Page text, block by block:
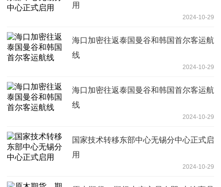
用
2024-10-29
海口加密往返泰国曼谷和韩国首尔客运航
线
2024-10-29
海口加密往返泰国曼谷和韩国首尔客运航
线
2024-10-29
国家技术转移东部中心无锡分中心正式启
用
2024-10-29